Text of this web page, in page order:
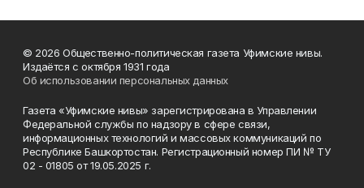
© 2026 Общественно-политическая газета Уфимские нивы.
Издаётся с октября 1931 года
Об использовании персональных данных
Газета «Уфимские нивы» зарегистрирована в Управлении
Федеральной службы по надзору в сфере связи,
информационных технологий и массовых коммуникаций по
Республике Башкортостан. Регистрационный номер ПИ № ТУ
02 - 01805 от 19.05.2025 г.